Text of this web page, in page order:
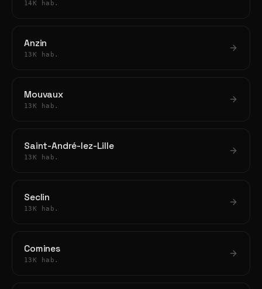
14K hab.
Anzin
13K hab.
Mouvaux
13K hab.
Saint-André-lez-Lille
13K hab.
Seclin
13K hab.
Comines
13K hab.